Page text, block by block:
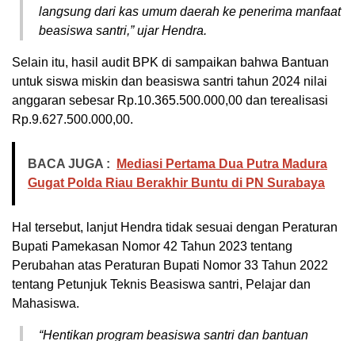
langsung dari kas umum daerah ke penerima manfaat
beasiswa santri,” ujar Hendra.
Selain itu, hasil audit BPK di sampaikan bahwa Bantuan
untuk siswa miskin dan beasiswa santri tahun 2024 nilai
anggaran sebesar Rp.10.365.500.000,00 dan terealisasi
Rp.9.627.500.000,00.
BACA JUGA :
Mediasi Pertama Dua Putra Madura
Gugat Polda Riau Berakhir Buntu di PN Surabaya
Hal tersebut, lanjut Hendra tidak sesuai dengan Peraturan
Bupati Pamekasan Nomor 42 Tahun 2023 tentang
Perubahan atas Peraturan Bupati Nomor 33 Tahun 2022
tentang Petunjuk Teknis Beasiswa santri, Pelajar dan
Mahasiswa.
“Hentikan program beasiswa santri dan bantuan